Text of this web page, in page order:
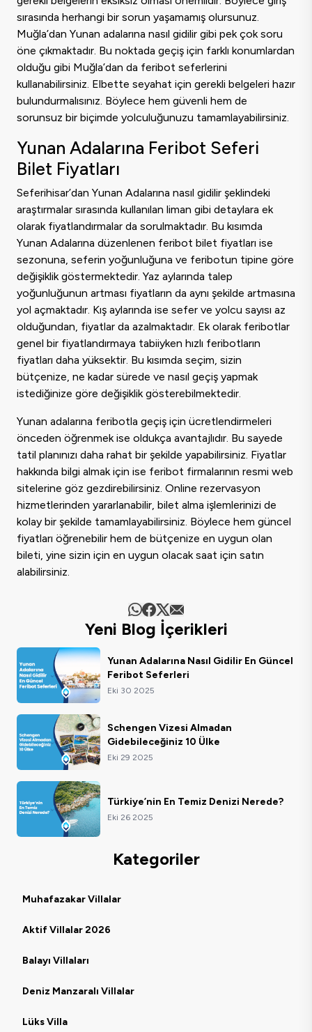
sırasında herhangi bir sorun yaşamamış olursunuz.
Muğla’dan Yunan adalarına nasıl gidilir gibi pek çok soru
öne çıkmaktadır. Bu noktada geçiş için farklı konumlardan
olduğu gibi Muğla’dan da feribot seferlerini
kullanabilirsiniz. Elbette seyahat için gerekli belgeleri hazır
bulundurmalısınız. Böylece hem güvenli hem de
sorunsuz bir biçimde yolculuğunuzu tamamlayabilirsiniz.
Yunan Adalarına Feribot Seferi
Bilet Fiyatları
Seferihisar’dan Yunan Adalarına nasıl gidilir şeklindeki
araştırmalar sırasında kullanılan liman gibi detaylara ek
olarak fiyatlandırmalar da sorulmaktadır. Bu kısımda
Yunan Adalarına düzenlenen feribot bilet fiyatları ise
sezonuna, seferin yoğunluğuna ve feribotun tipine göre
değişiklik göstermektedir. Yaz aylarında talep
yoğunluğunun artması fiyatların da aynı şekilde artmasına
yol açmaktadır. Kış aylarında ise sefer ve yolcu sayısı az
olduğundan, fiyatlar da azalmaktadır. Ek olarak feribotlar
genel bir fiyatlandırmaya tabiiyken hızlı feribotların
fiyatları daha yüksektir. Bu kısımda seçim, sizin
bütçenize, ne kadar sürede ve nasıl geçiş yapmak
istediğinize göre değişiklik gösterebilmektedir.
Yunan adalarına feribotla geçiş için ücretlendirmeleri
önceden öğrenmek ise oldukça avantajlıdır. Bu sayede
tatil planınızı daha rahat bir şekilde yapabilirsiniz. Fiyatlar
hakkında bilgi almak için ise feribot firmalarının resmi web
sitelerine göz gezdirebilirsiniz. Online rezervasyon
hizmetlerinden yararlanabilir, bilet alma işlemlerinizi de
kolay bir şekilde tamamlayabilirsiniz. Böylece hem güncel
fiyatları öğrenebilir hem de bütçenize en uygun olan
bileti, yine sizin için en uygun olacak saat için satın
alabilirsiniz.
Yeni Blog İçerikleri
Yunan Adalarına Nasıl Gidilir En Güncel
Feribot Seferleri
Eki 30 2025
Schengen Vizesi Almadan
Gidebileceğiniz 10 Ülke
Eki 29 2025
Türkiye’nin En Temiz Denizi Nerede?
Eki 26 2025
Kategoriler
Muhafazakar Villalar
Aktif Villalar 2026
Balayı Villaları
Deniz Manzaralı Villalar
Lüks Villa